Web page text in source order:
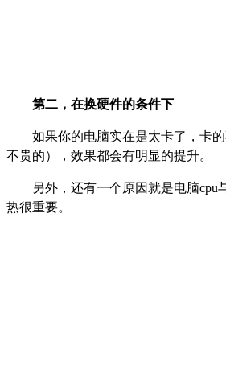
第二，在换硬件的条件下
如果你的电脑实在是太卡了，卡
不贵的），效果都会有明显的提升。
另外，还有一个原因就是电脑
热很重要。